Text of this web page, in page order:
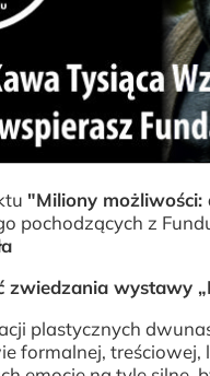
"Miliony
pochodzących z
zwiedzania wystawy
plastycznych
formalnej, treściowej,